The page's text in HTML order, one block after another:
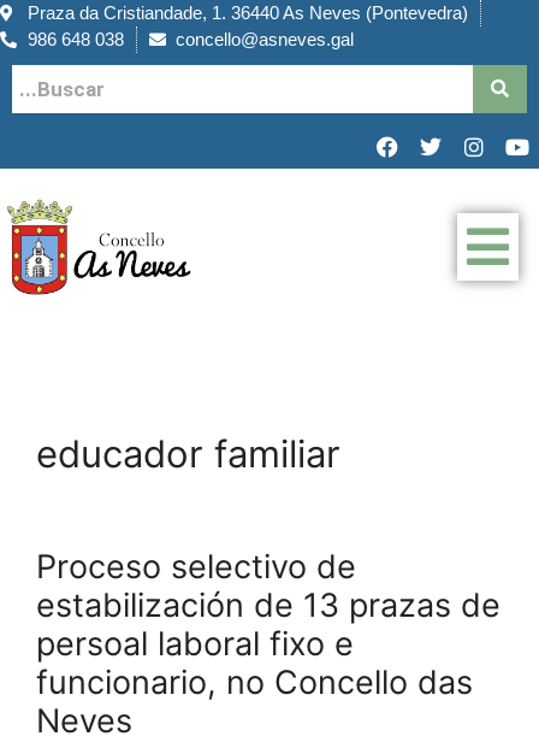
Praza da Cristiandade, 1. 36440 As Neves (Pontevedra)
986 648 038
concello@asneves.gal
educador familiar
Proceso selectivo de
estabilización de 13 prazas de
persoal laboral fixo e
funcionario, no Concello das
Neves